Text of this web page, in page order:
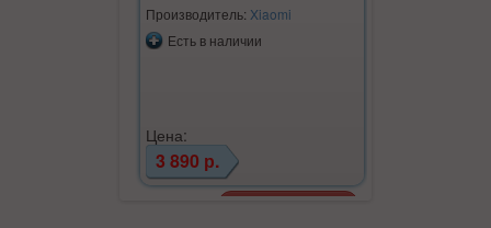
Производитель: Xiaomi
Есть в наличии
Цена:
3 890 р.